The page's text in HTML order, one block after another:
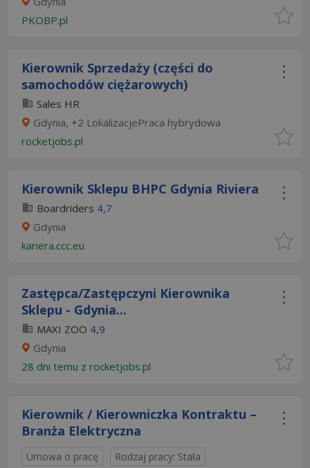
PKOBP.pl
Kierownik Sprzedaży (części do
samochodów ciężarowych)
Sales HR
Gdynia, +2 LokalizacjePraca hybrydowa
rocketjobs.pl
Kierownik Sklepu BHPC Gdynia Riviera
Boardriders 4,7
Gdynia
kariera.ccc.eu
Zastępca/Zastępczyni Kierownika
Sklepu - Gdynia...
MAXI ZOO 4,9
Gdynia
28 dni temu z rocketjobs.pl
Kierownik / Kierowniczka Kontraktu –
Branża Elektryczna
Umowa o pracę Rodzaj pracy: Stała